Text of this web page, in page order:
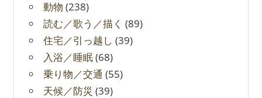
動物 (238)
読む／歌う／描く (89)
住宅／引っ越し (39)
入浴／睡眠(68)
乗り物／交通 (55)
天候／防災 (39)